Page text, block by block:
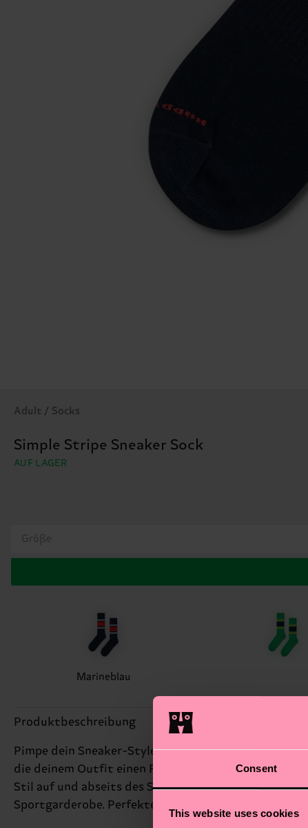
Consent
This website uses cookies
Adult / Socks
Simple Stripe Sneaker Sock
AUF LAGER
Größe
Marineblau
Produktbeschreibung
Pimpe dein Sneaker-Style mit unseren Simple
die deinem Outfit einen Farbtupfer verleihen. Wir
Stil auf und abseits des Spielfelds zeigen. Perfekt
Sportgarderobe. Perfektes Geschenk für: